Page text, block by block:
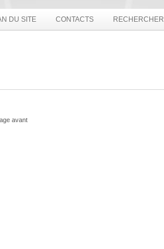
DU SITE CONTACTS RECHERCHER
avant